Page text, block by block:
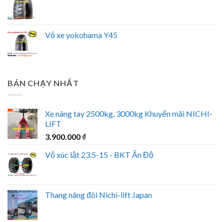
Vỏ xe yokohama Y45
BÁN CHẠY NHẤT
Xe nâng tay 2500kg, 3000kg Khuyến mãi NICHI-
LIFT
3.900.000 ₫
Vỏ xúc lật 23.5-15 - BKT Ấn Độ
Thang nâng đôi Nichi-lift Japan